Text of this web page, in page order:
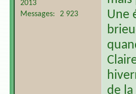
2013
Messages
2 923
Une
de